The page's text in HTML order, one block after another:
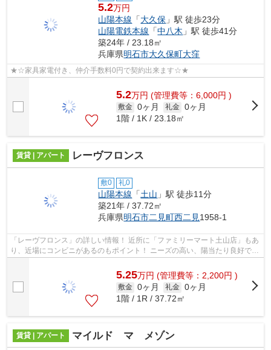
5.2万円
山陽本線 「大久保 」駅 徒歩23分
山陽電鉄本線 「中八木 」駅 徒歩41分
築24年 / 23.18㎡
兵庫県明石市大久保町大窪
★☆家具家電付き、仲介手数料0円で契約出来ます☆★
5.2万円 (管理費等：6,000円 )
敷金 0ヶ月 礼金 0ヶ月
1階 / 1K / 23.18㎡
賃貸 | アパート レーヴフロンス
敷0 礼0
山陽本線 「土山 」駅 徒歩11分
築21年 / 37.72㎡
兵庫県明石市二見町西二見1958-1
「レーヴフロンス」の詳しい情報！ 近所に「ファミリーマート土山店」もあ
り、近場にコンビニがあるのもポイント！ ニーズの高い、陽当たり良好で快
適な物件です☆ ２００５年築で...
5.25万円 (管理費等：2,200円 )
敷金 0ヶ月 礼金 0ヶ月
1階 / 1R / 37.72㎡
賃貸 | アパート マイルド マ メゾン